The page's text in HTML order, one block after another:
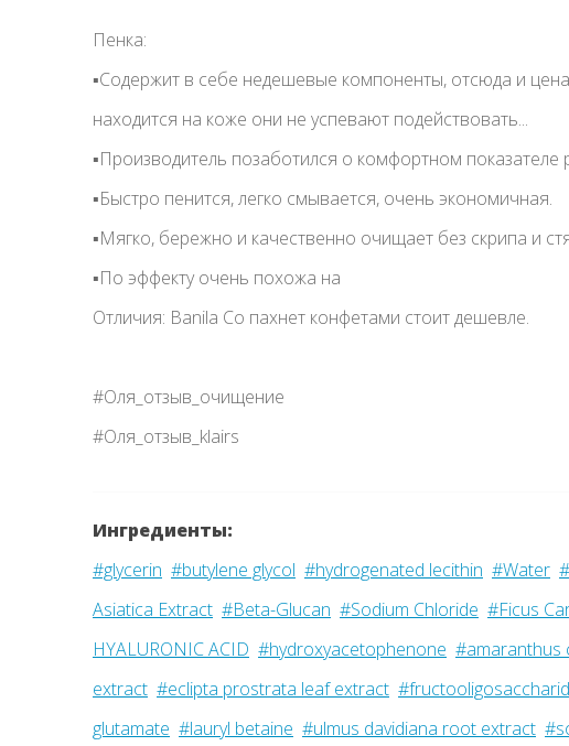
Пенка:
▪️Содержит в себе недешевые компоненты, отсюда и
находится на коже они не успевают подействовать...
▪️Производитель позаботился о комфортном показателе
▪️Быстро пенится, легко смывается, очень экономичная.
▪️Мягко, бережно и качественно очищает без скрипа и
▪️По эффекту очень похожа на
Отличия: Banila Co пахнет конфетами стоит дешевле.
#Оля_отзыв_очищение
#Оля_отзыв_klairs
Ингредиенты:
#glycerin #butylene glycol #hydrogenated lecithin #Water
Asiatica Extract #Beta-Glucan #Sodium Chloride #Ficus
HYALURONIC ACID #hydroxyacetophenone #amaranthus
extract #eclipta prostrata leaf extract
glutamate #lauryl betaine #ulmus davidiana root extract